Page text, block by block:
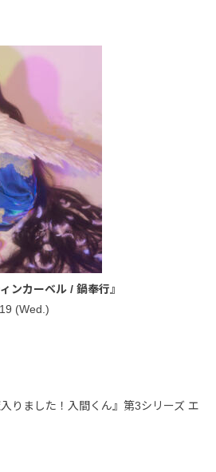
ンカーベル / 鍋奉行』
(Wed.)
りました！入間くん』第3シリーズ エ